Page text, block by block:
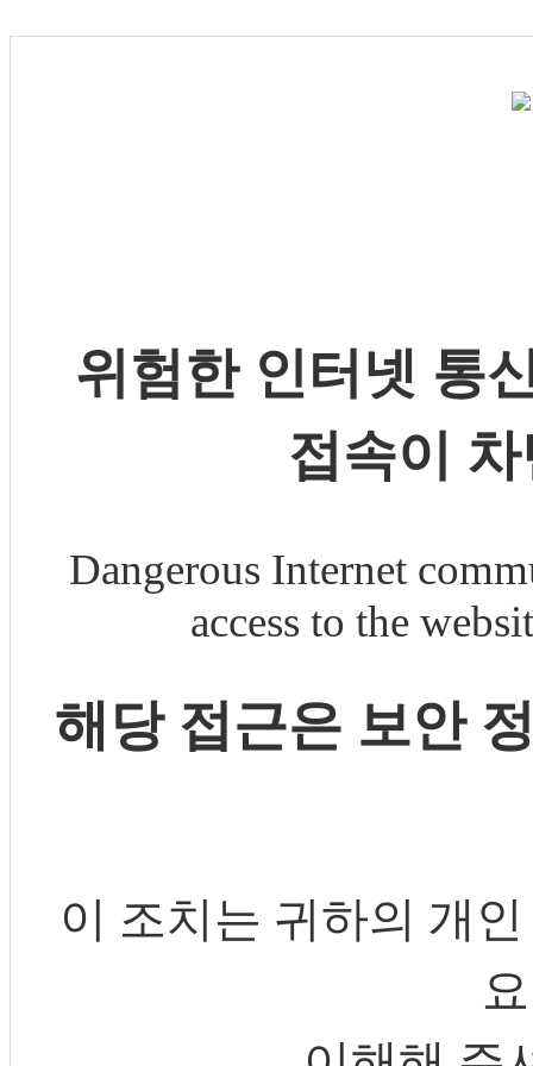
위험한 인터넷 통
접속이
Dangerous Internet
access to the
해당 접근은 보안
이 조치는 귀하의 개